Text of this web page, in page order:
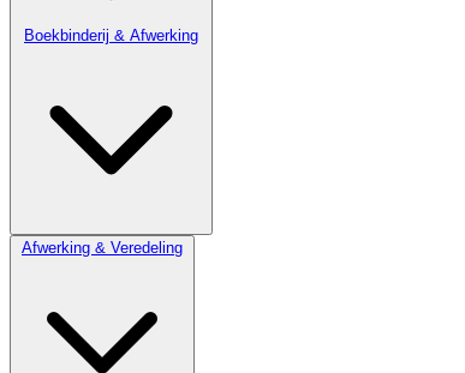
Boekbinderij & Afwerking
Afwerking & Veredeling